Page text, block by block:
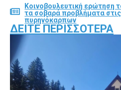
Κοινοβουλευτική ερώτηση
τα σοβαρά προβλήματα στις
πυρηνόκαρπων
ΔΕΊΤΕ ΠΕΡΙΣΣΌΤΕΡΑ